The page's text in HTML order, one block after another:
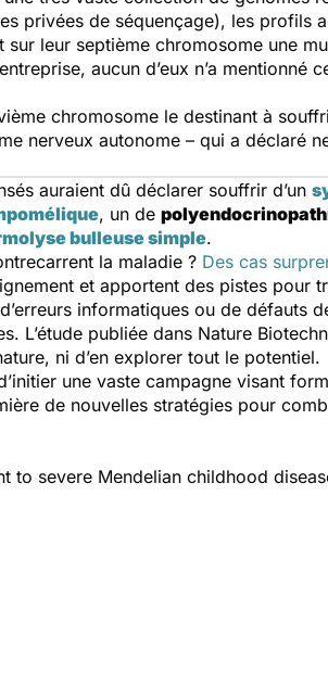
privées de séquençage), les profils
sur leur septième chromosome une
aucun d’eux n’a mentionné
chromosome le destinant à
nerveux autonome – qui a déclaré
auraient dû déclarer souffrir d’un
, un de
bulleuse simple.
la maladie ? Des cas
et apportent des pistes pour
informatiques ou de défauts
L’étude publiée dans Nature
ni d’en explorer tout le potentiel.
une vaste campagne visant
de nouvelles stratégies pour
to severe Mendelian childhood